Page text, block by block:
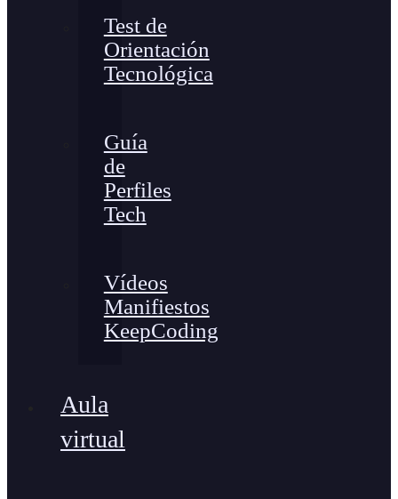
Test de
Orientación
Tecnológica
Guía
de
Perfiles
Tech
Vídeos
Manifiestos
KeepCoding
Aula
virtual